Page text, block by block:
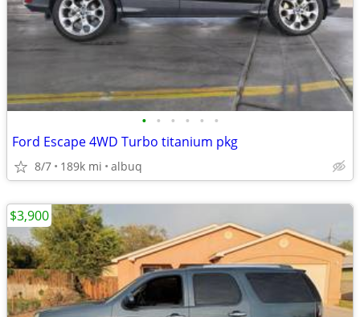
• • • • • •
Ford Escape 4WD Turbo titanium pkg
8/7 189k mi albuq
$3,900